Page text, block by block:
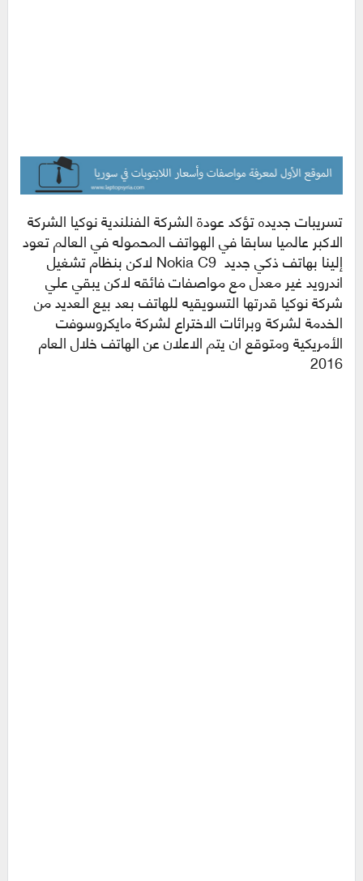
تسريبات جديده تؤكد عودة الشركة الفنلندية نوكيا الشركة
الاكبر عالميا سابقا في الهواتف المحموله في العالم تعود
إلينا بهاتف ذكي جديد Nokia C9 لاكن بنظام تشغيل
اندرويد غير معدل مع مواصفات فائقه لاكن يبقي علي
شركة نوكيا قدرتها التسويقيه للهاتف بعد بيع العديد من
الخدمة لشركة وبرائات الاختراع لشركة مايكروسوفت
الأمريكية ومتوقع ان يتم الاعلان عن الهاتف خلال العام
2016